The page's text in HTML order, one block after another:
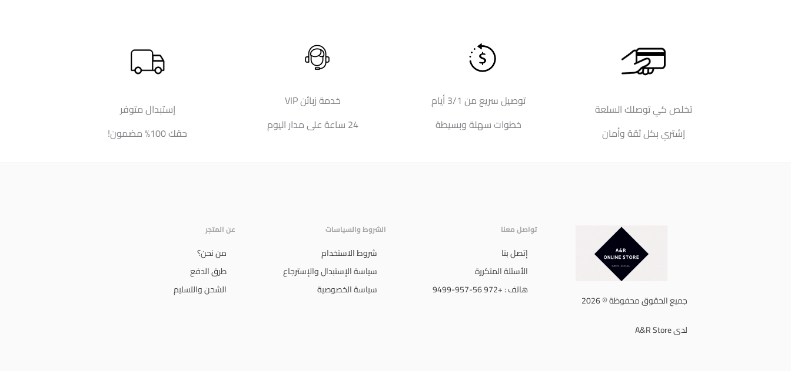
تخلص كي توصلك السلعة
إشتري بكل ثقة وأمان
توصيل سريع من 3/1 أيام
خطوات سهلة وبسيطة
خدمة زبائن VIP
24 ساعة على مدار اليوم
إستبدال متوفر
حقك 100% مضمون!
جميع الحقوق محفوظة © 2026
لدى A&R Store
تواصل معنا
إتصل بنا
الأسئلة المتكررة
هاتف : +972 56-957-9499
الشروط والسياسات
شروط الاستخدام
سياسة الإستبدال والإسترجاع
سياسة الخصوصية
عن المتجر
من نحن؟
طرق الدفع
الشحن والتسليم